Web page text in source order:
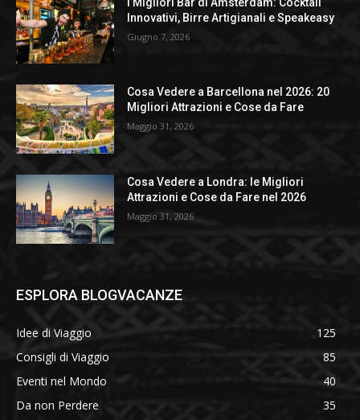
Innovativi, Birre Artigianali e Speakeasy
Giugno 7, 2026
Cosa Vedere a Barcellona nel 2026: 20
Migliori Attrazioni e Cose da Fare
Maggio 31, 2026
Cosa Vedere a Londra: le Migliori
Attrazioni e Cose da Fare nel 2026
Maggio 31, 2026
ESPLORA BLOGVACANZE
Idee di Viaggio
125
Consigli di Viaggio
85
Eventi nel Mondo
40
Da non Perdere
35